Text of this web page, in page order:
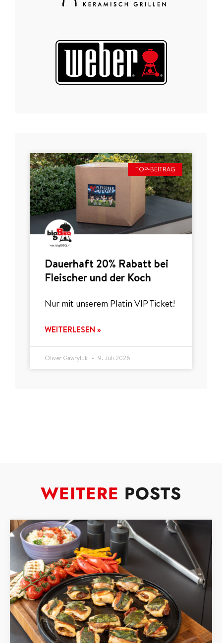
TOP-BEITRAG
Dauerhaft 20% Rabatt bei
Fleischer und der Koch
Nur mit unserem Platin VIP Ticket!
WEITERLESEN »
Oliver Gawryluk 9. Juli 2026
WEITERE POSTS